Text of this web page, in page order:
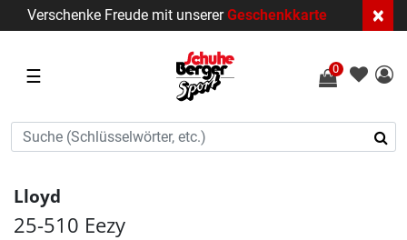
Verschenke Freude mit unsererGeschenkkarte ×
☰ 0
Lloyd
25-510 Eezy